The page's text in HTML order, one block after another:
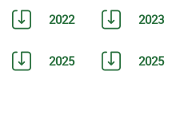
2022 2023
2025 2025